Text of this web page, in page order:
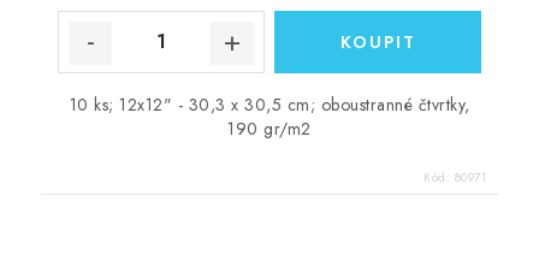
10 ks; 12x12" - 30,3 x 30,5 cm; oboustranné čtvrtky,
190 gr/m2
Kód: 80971